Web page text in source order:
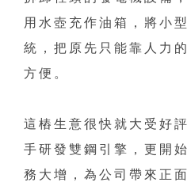
用水壺充作油箱，將小
統，把原先只能靠人力
方便。
這樁生意很快就大受好
手研發雙鋼引擎，更開
務大增，為公司帶來正